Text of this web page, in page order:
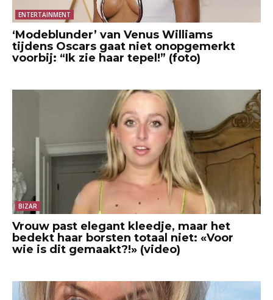
ENTERTAINMENT
‘Modeblunder’ van Venus Williams
tijdens Oscars gaat niet onopgemerkt
voorbij: “Ik zie haar tepel!” (foto)
BIZAR
Vrouw past elegant kleedje, maar het
bedekt haar borsten totaal niet: «Voor
wie is dit gemaakt?!» (video)